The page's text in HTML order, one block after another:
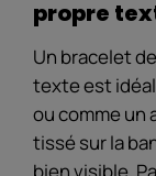
propre
Un bracelet
texte est
ou comme un
tissé sur la